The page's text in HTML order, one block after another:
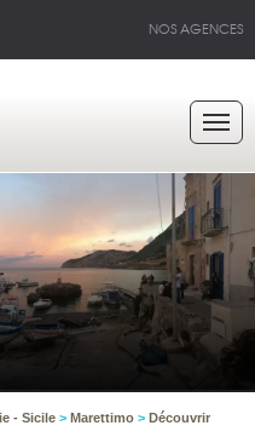
NOS AGENCES
- Sicile > Marettimo > Découvrir